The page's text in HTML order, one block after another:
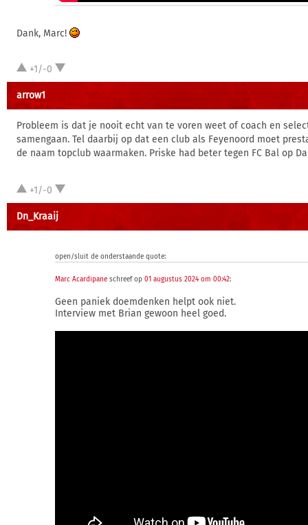
Dank, Marc!
+1/-0
arrow1
Probleem is dat je nooit echt van te voren weet of coach en
samengaan. Tel daarbij op dat een club als Feyenoord moet
de naam topclub waarmaken. Priske had beter tegen FC Bal op
+1/-0
Dn_Kraaij
open/sluit de onderstaande quote:
Marc Acardipane schreef op 01 augustus 2024 om 00:42:
Geen paniek doemdenken helpt ook niet.
Interview met Brian gewoon heel goed.